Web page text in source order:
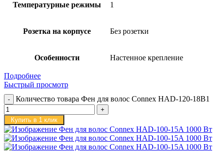
Температурные режимы 1
Розетка на корпусе Без розетки
Особенности Настенное крепление
Подробнее
Быстрый просмотр
Количество товара Фен для волос Connex HAD-120-18B1
Купить в 1 клик